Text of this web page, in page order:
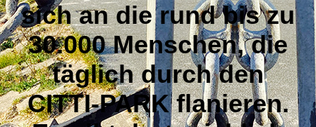
sich an die rund bis zu
30.000 Menschen, die
täglich durch den
CITTI-PARK flanieren.